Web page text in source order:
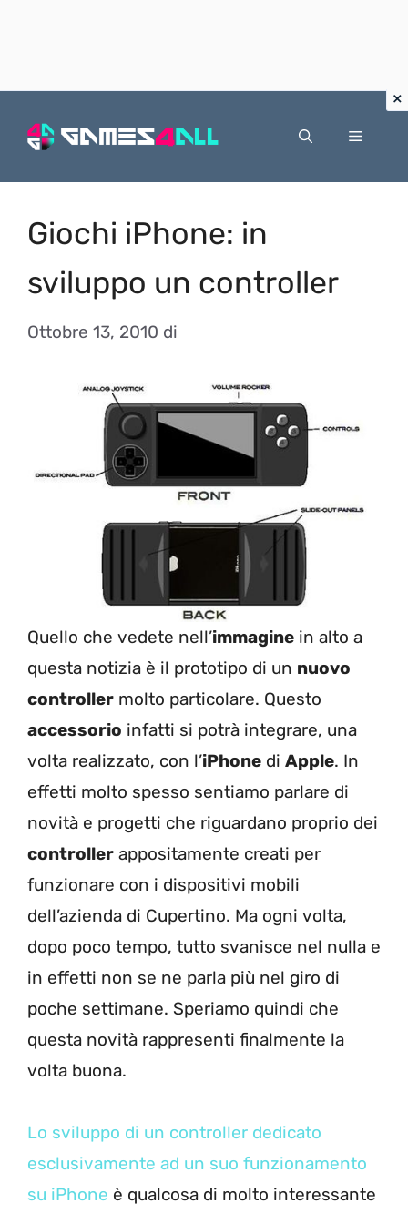
Menu
Giochi iPhone: in
sviluppo un controller
Ottobre 13, 2010 di
Quello che vedete nell’immagine in alto a
questa notizia è il prototipo di un nuovo
controller molto particolare. Questo
accessorio infatti si potrà integrare, una
volta realizzato, con l’iPhone di Apple. In
effetti molto spesso sentiamo parlare di
novità e progetti che riguardano proprio dei
controller appositamente creati per
funzionare con i dispositivi mobili
dell’azienda di Cupertino. Ma ogni volta,
dopo poco tempo, tutto svanisce nel nulla e
in effetti non se ne parla più nel giro di
poche settimane. Speriamo quindi che
questa novità rappresenti finalmente la
volta buona.
Lo sviluppo di un controller dedicato
esclusivamente ad un suo funzionamento
su iPhone è qualcosa di molto interessante